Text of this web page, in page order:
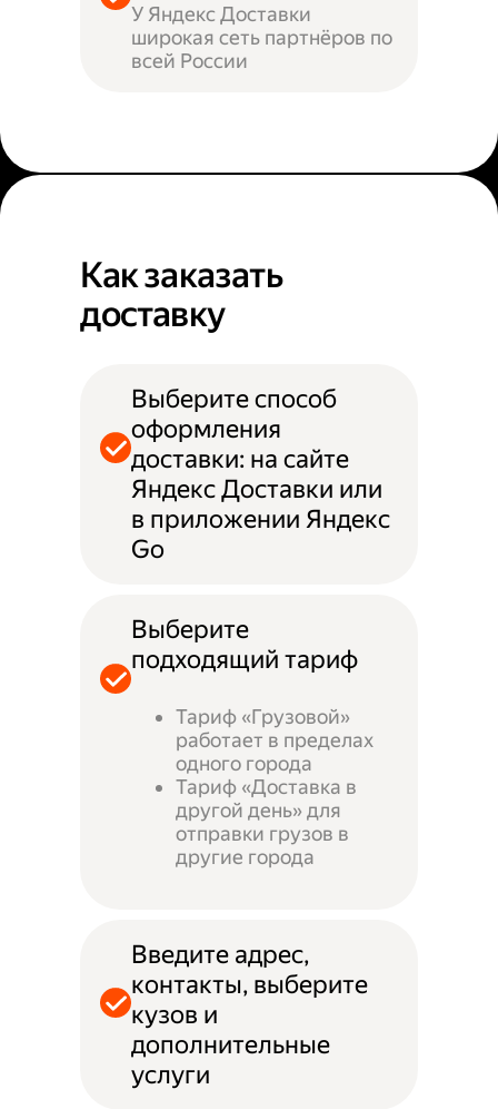
У Яндекс Доставки
широкая сеть партнёров по
всей России
Как заказать
доставку
Выберите способ
оформления
доставки: на сайте
Яндекс Доставки или
в приложении Яндекс
Go
Выберите
подходящий тариф
Тариф «Грузовой»
работает в пределах
одного города
Тариф «Доставка в
другой день» для
отправки грузов в
другие города
Введите адрес,
контакты, выберите
кузов и
дополнительные
услуги